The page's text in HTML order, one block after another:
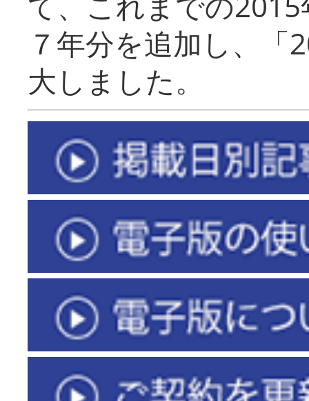
７年分を追加し、「
大しまし